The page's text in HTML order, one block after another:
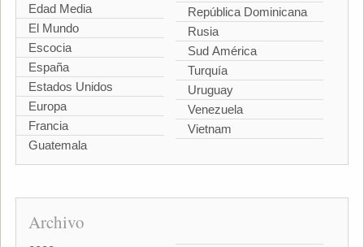
Edad Media
El Mundo
Escocia
España
Estados Unidos
Europa
Francia
Guatemala
República Dominicana
Rusia
Sud América
Turquía
Uruguay
Venezuela
Vietnam
Archivo